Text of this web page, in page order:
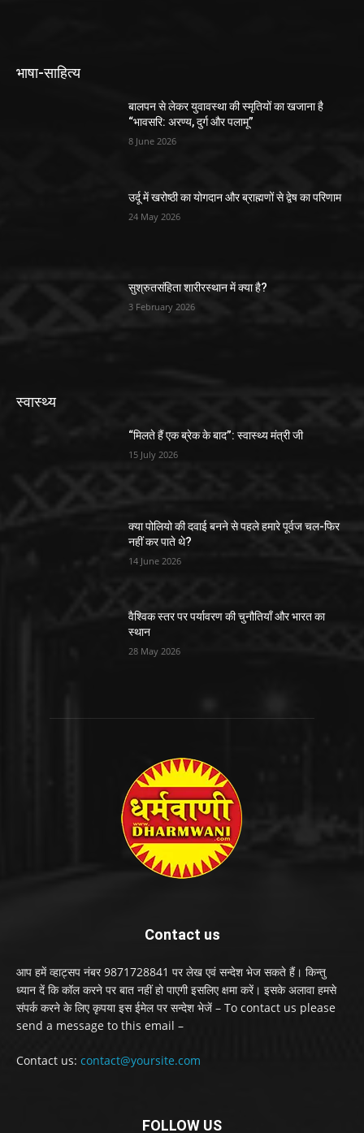
भाषा-साहित्य
बालपन से लेकर युवावस्था की स्मृतियों का खजाना है
“भावसरि: अरण्य, दुर्ग और पलामू”
8 June 2026
उर्दू में खरोष्ठी का योगदान और ब्राह्मणों से द्वेष का परिणाम
24 May 2026
सुश्रुतसंहिता शारीरस्थान में क्या है?
3 February 2026
स्वास्थ्य
“मिलते हैं एक ब्रेक के बाद”: स्वास्थ्य मंत्री जी
15 July 2026
क्या पोलियो की दवाई बनने से पहले हमारे पूर्वज चल-फिर
नहीं कर पाते थे?
14 June 2026
वैश्विक स्तर पर पर्यावरण की चुनौतियाँ और भारत का
स्थान
28 May 2026
Contact us
आप हमें व्हाट्सप नंबर 9871728841 पर लेख एवं सन्देश भेज सकते हैं। किन्तु
ध्यान दें कि कॉल करने पर बात नहीं हो पाएगी इसलिए क्षमा करें। इसके अलावा हमसे
संपर्क करने के लिए कृपया इस ईमेल पर सन्देश भेजें – To contact us please
send a message to this email –
Contact us: contact@yoursite.com
FOLLOW US